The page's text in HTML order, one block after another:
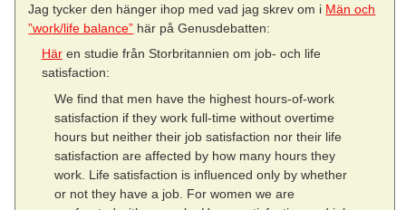
Jag tycker den hänger ihop med vad jag skrev om i Män och
”work/life balance” här på Genusdebatten:
Hären studie från Storbritannien om job- och life
satisfaction:
We find that men have the highest hours-of-work
satisfaction if they work full-time without overtime
hours but neither their job satisfaction nor their life
satisfaction are affected by how many hours they
work. Life satisfaction is influenced only by whether
or not they have a job. For women we are